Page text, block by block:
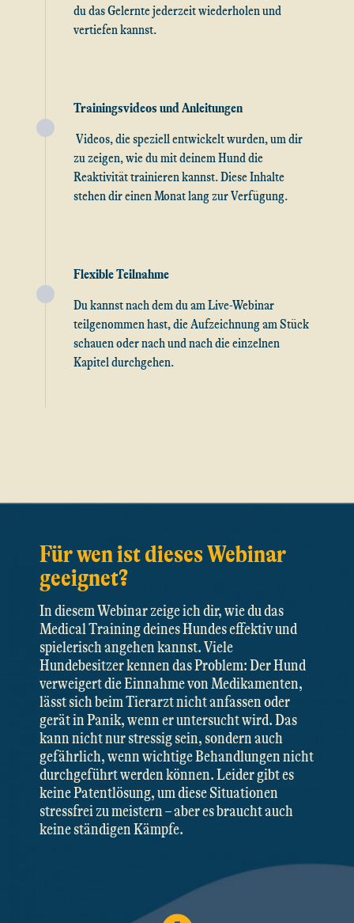
du das Gelernte jederzeit wiederholen und
vertiefen kannst.
Trainingsvideos und Anleitungen
Videos, die speziell entwickelt wurden, um dir
zu zeigen, wie du mit deinem Hund die
Reaktivität trainieren kannst. Diese Inhalte
stehen dir einen Monat lang zur Verfügung.
Flexible Teilnahme
Du kannst nach dem du am Live-Webinar
teilgenommen hast, die Aufzeichnung am Stück
schauen oder nach und nach die einzelnen
Kapitel durchgehen.
Für wen ist dieses Webinar
geeignet?
In diesem Webinar zeige ich dir, wie du das
Medical Training deines Hundes effektiv und
spielerisch angehen kannst. Viele
Hundebesitzer kennen das Problem: Der Hund
verweigert die Einnahme von Medikamenten,
lässt sich beim Tierarzt nicht anfassen oder
gerät in Panik, wenn er untersucht wird. Das
kann nicht nur stressig sein, sondern auch
gefährlich, wenn wichtige Behandlungen nicht
durchgeführt werden können. Leider gibt es
keine Patentlösung, um diese Situationen
stressfrei zu meistern – aber es braucht auch
keine ständigen Kämpfe.